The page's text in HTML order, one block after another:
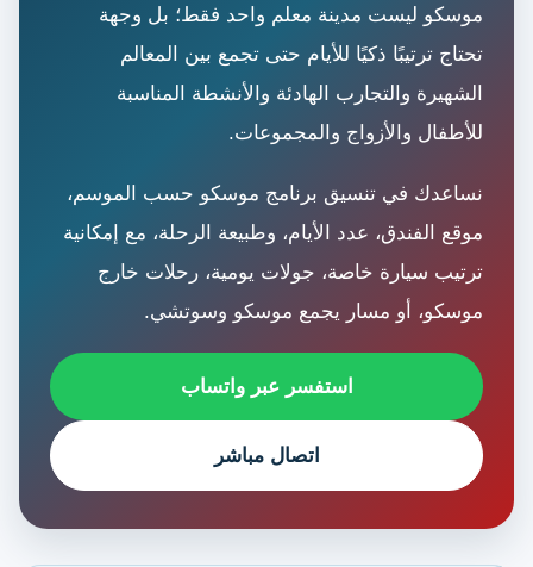
موسكو ليست مدينة معلم واحد فقط؛ بل وجهة
تحتاج ترتيبًا ذكيًا للأيام حتى تجمع بين المعالم
الشهيرة والتجارب الهادئة والأنشطة المناسبة
للأطفال والأزواج والمجموعات.
نساعدك في تنسيق برنامج موسكو حسب الموسم،
موقع الفندق، عدد الأيام، وطبيعة الرحلة، مع إمكانية
ترتيب سيارة خاصة، جولات يومية، رحلات خارج
موسكو، أو مسار يجمع موسكو وسوتشي.
استفسر عبر واتساب
اتصال مباشر